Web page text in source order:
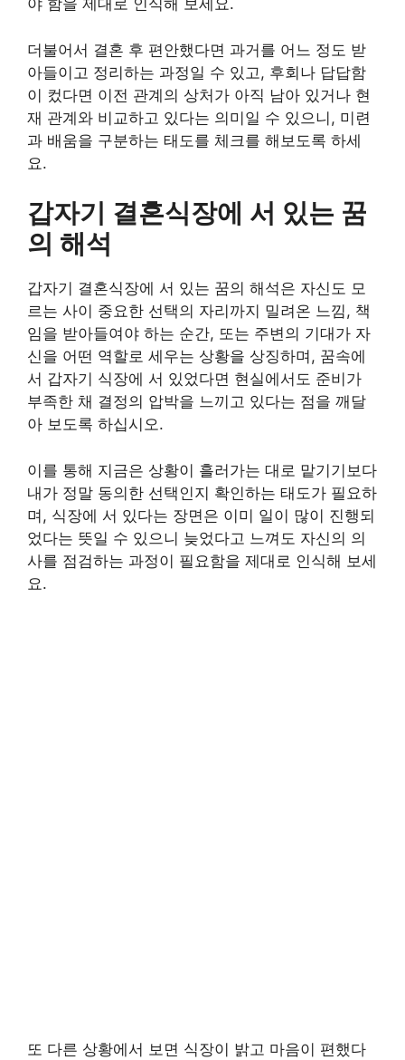
야 함을 제대로 인식해 보세요.
더불어서 결혼 후 편안했다면 과거를 어느 정도 받
아들이고 정리하는 과정일 수 있고, 후회나 답답함
이 컸다면 이전 관계의 상처가 아직 남아 있거나 현
재 관계와 비교하고 있다는 의미일 수 있으니, 미련
과 배움을 구분하는 태도를 체크를 해보도록 하세
요.
갑자기 결혼식장에 서 있는 꿈
의 해석
갑자기 결혼식장에 서 있는 꿈의 해석은 자신도 모
르는 사이 중요한 선택의 자리까지 밀려온 느낌, 책
임을 받아들여야 하는 순간, 또는 주변의 기대가 자
신을 어떤 역할로 세우는 상황을 상징하며, 꿈속에
서 갑자기 식장에 서 있었다면 현실에서도 준비가
부족한 채 결정의 압박을 느끼고 있다는 점을 깨달
아 보도록 하십시오.
이를 통해 지금은 상황이 흘러가는 대로 맡기기보다
내가 정말 동의한 선택인지 확인하는 태도가 필요하
며, 식장에 서 있다는 장면은 이미 일이 많이 진행되
었다는 뜻일 수 있으니 늦었다고 느껴도 자신의 의
사를 점검하는 과정이 필요함을 제대로 인식해 보세
요.
또 다른 상황에서 보면 식장이 밝고 마음이 편했다